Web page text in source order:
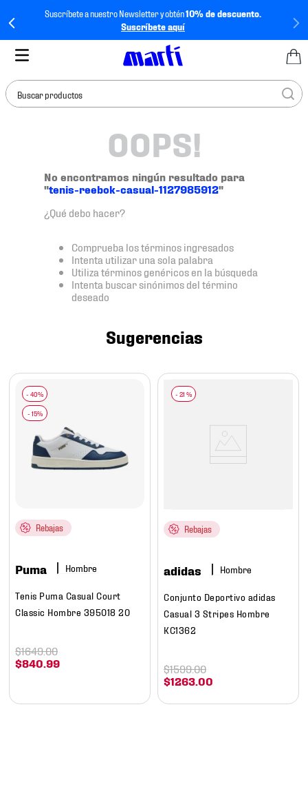
Suscríbete a nuestro Newsletter y obtén10% de descuento.
Suscríbete aquí
Buscar productos
OOPS!
No encontramos ningún resultado para
"tenis-reebok-casual-1127985912"
¿Qué debo hacer?
Comprueba los términos ingresados
Intenta utilizar una sola palabra
Utiliza términos genéricos en la búsqueda
Intenta buscar sinónimos del término
deseado
Sugerencias
Rebajas
Puma Hombre
Tenis Puma Casual Court
Classic Hombre 395018 20
$840.99
$1649.00
- 21 %
Rebajas
adidas Hombre
Conjunto Deportivo adidas
Casual 3 Stripes Hombre
KC1362
$1263.00
$1599.00
tenis mujer
tenis hombre
tenis
tenis futbol
mochila
10. tenis nike